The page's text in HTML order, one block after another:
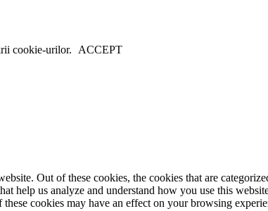
cookie-urilor. ACCEPT
Out of these cookies, the cookies that are
help us analyze and understand how you use this
cookies may have an effect on your browsing